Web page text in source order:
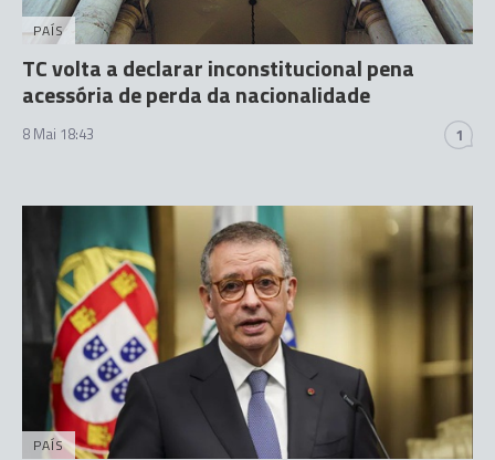
PAÍS
TC volta a declarar inconstitucional pena
acessória de perda da nacionalidade
8 Mai 18:43 1
PAÍS